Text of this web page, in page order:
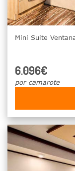
Mini Suite
6.096€
por camarote